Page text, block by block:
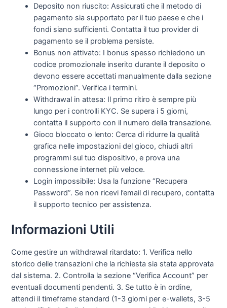
Deposito non riuscito: Assicurati che il metodo di
pagamento sia supportato per il tuo paese e che i
fondi siano sufficienti. Contatta il tuo provider di
pagamento se il problema persiste.
Bonus non attivato: I bonus spesso richiedono un
codice promozionale inserito durante il deposito o
devono essere accettati manualmente dalla sezione
“Promozioni”. Verifica i termini.
Withdrawal in attesa: Il primo ritiro è sempre più
lungo per i controlli KYC. Se supera i 5 giorni,
contatta il supporto con il numero della transazione.
Gioco bloccato o lento: Cerca di ridurre la qualità
grafica nelle impostazioni del gioco, chiudi altri
programmi sul tuo dispositivo, e prova una
connessione internet più veloce.
Login impossibile: Usa la funzione “Recupera
Password”. Se non ricevi l’email di recupero, contatta
il supporto tecnico per assistenza.
Informazioni Utili
Come gestire un withdrawal ritardato: 1. Verifica nello
storico delle transazioni che la richiesta sia stata approvata
dal sistema. 2. Controlla la sezione “Verifica Account” per
eventuali documenti pendenti. 3. Se tutto è in ordine,
attendi il timeframe standard (1-3 giorni per e-wallets, 3-5